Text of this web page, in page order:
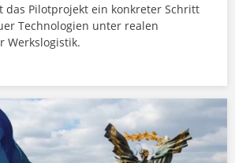
das Pilotprojekt ein konkreter Schritt
Technologien unter realen
Werkslogistik.